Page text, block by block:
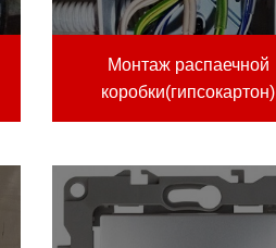
Монтаж распаечной
коробки(гипсокартон)